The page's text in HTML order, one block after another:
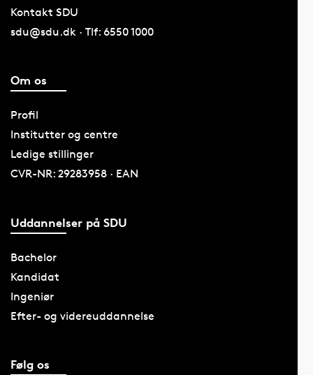
Kontakt SDU
sdu@sdu.dk · Tlf: 6550 1000
Om os
Profil
Institutter og centre
Ledige stillinger
CVR-NR: 29283958 · EAN
Uddannelser på SDU
Bachelor
Kandidat
Ingeniør
Efter- og videreuddannelse
Følg os